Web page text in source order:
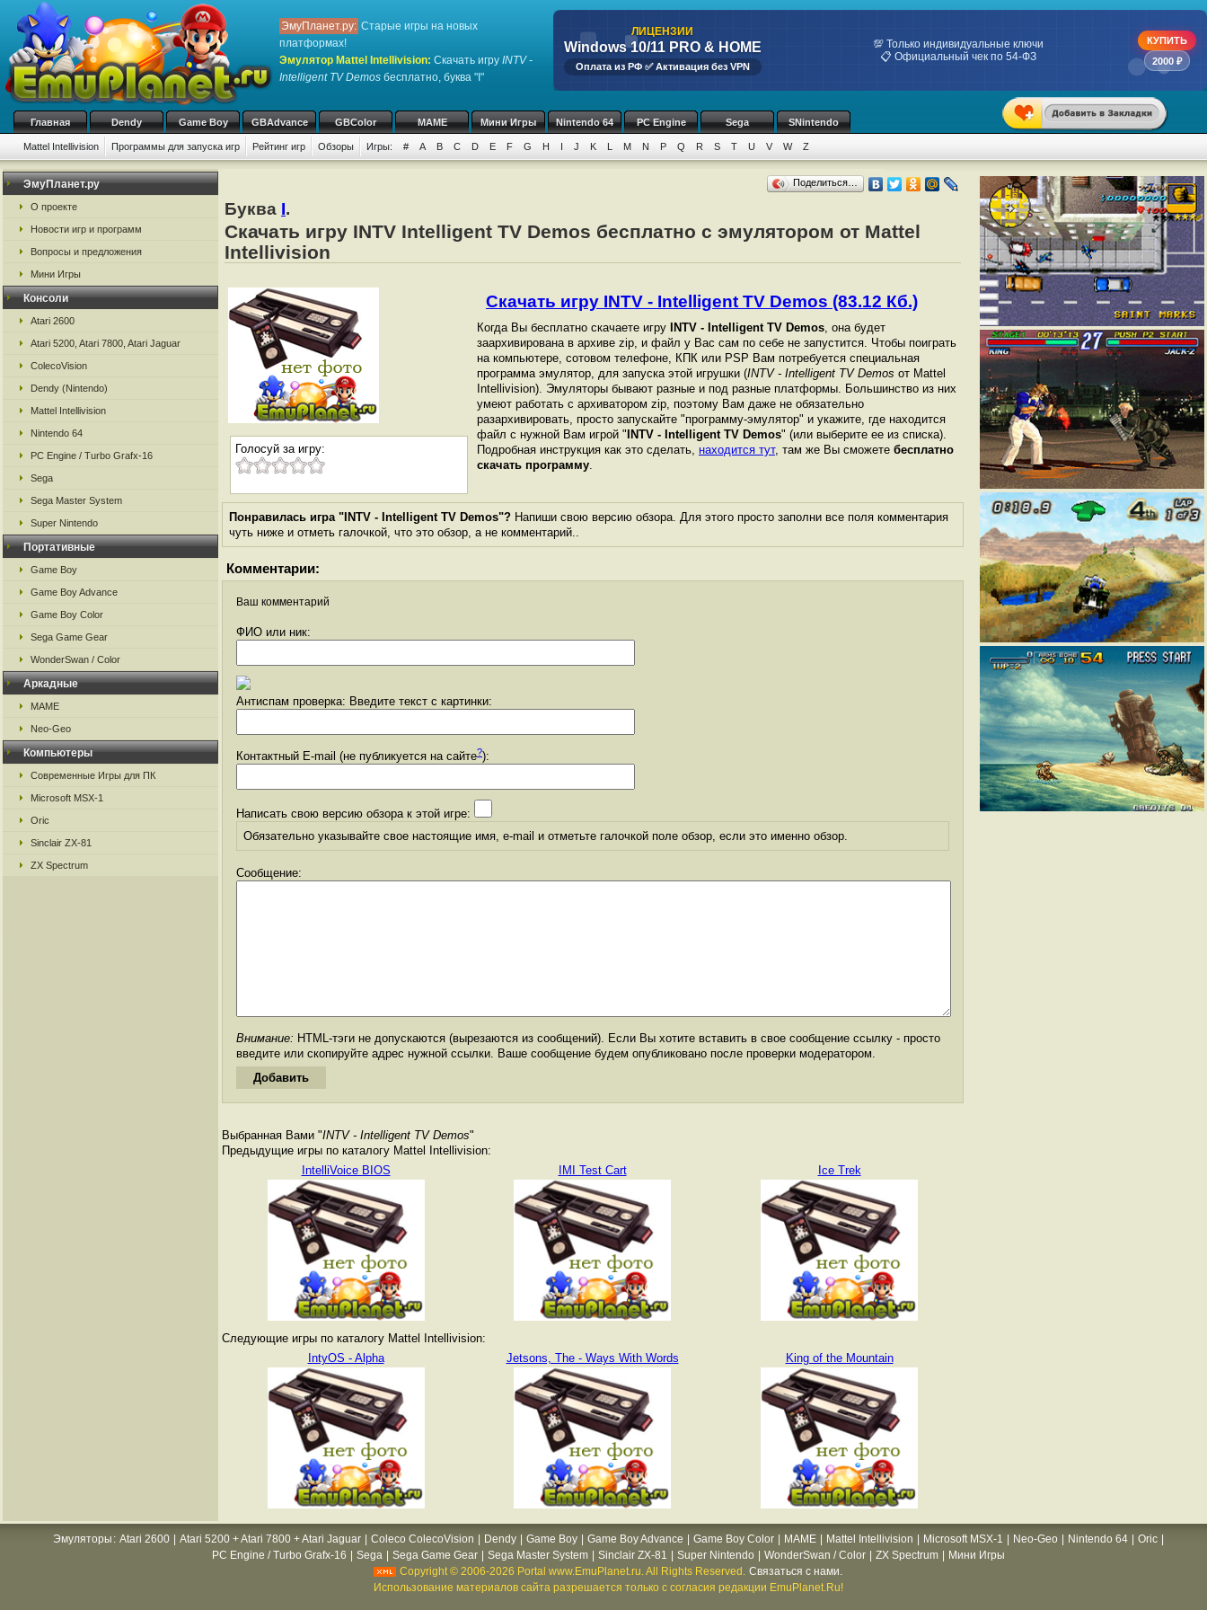
ЭмуПланет.ру: Старые игры на новых
платформах!
Эмулятор Mattel Intellivision: Скачать игру INTV -
Intelligent TV Demos бесплатно, буква "I"
ЛИЦЕНЗИИ
Windows 10/11 PRO & HOME
Оплата из РФ ✅ Активация без VPN
💯 Только индивидуальные ключи
📋 Официальный чек по 54-ФЗ
КУПИТЬ
2000 ₽
Главная Dendy Game Boy GBAdvance GBColor MAME Мини Игры Nintendo 64 PC Engine Sega SNintendo
Mattel Intellivision Программы для запуска игр Рейтинг игр Обзоры Игры: # A B C D E F G H I J K L M N P Q R S T U V W Z
ЭмуПланет.ру
О проекте
Новости игр и программ
Вопросы и предложения
Мини Игры
Консоли
Atari 2600
Atari 5200, Atari 7800, Atari Jaguar
ColecoVision
Dendy (Nintendo)
Mattel Intellivision
Nintendo 64
PC Engine / Turbo Grafx-16
Sega
Sega Master System
Super Nintendo
Портативные
Game Boy
Game Boy Advance
Game Boy Color
Sega Game Gear
WonderSwan / Color
Аркадные
MAME
Neo-Geo
Компьютеры
Современные Игры для ПК
Microsoft MSX-1
Oric
Sinclair ZX-81
ZX Spectrum
Поделиться…
Буква I.
Скачать игру INTV Intelligent TV Demos бесплатно с эмулятором от Mattel
Intellivision
Голосуй за игру:
Скачать игру INTV - Intelligent TV Demos (83.12 Кб.)
Когда Вы бесплатно скачаете игру INTV - Intelligent TV Demos, она будет
заархивирована в архиве zip, и файл у Вас сам по себе не запустится. Чтобы поиграть
на компьютере, сотовом телефоне, КПК или PSP Вам потребуется специальная
программа эмулятор, для запуска этой игрушки (INTV - Intelligent TV Demos от Mattel
Intellivision). Эмуляторы бывают разные и под разные платформы. Большинство из них
умеют работать с архиватором zip, поэтому Вам даже не обязательно
разархивировать, просто запускайте "программу-эмулятор" и укажите, где находится
файл с нужной Вам игрой " INTV - Intelligent TV Demos" (или выберите ее из списка).
Подробная инструкция как это сделать, находится тут, там же Вы сможете бесплатно
скачать программу.
Понравилась игра "INTV - Intelligent TV Demos"? Напиши свою версию обзора. Для этого просто заполни все поля комментария
чуть ниже и отметь галочкой, что это обзор, а не комментарий..
Комментарии:
Ваш комментарий
ФИО или ник:
Антиспам проверка: Введите текст с картинки:
Контактный E-mail (не публикуется на сайте?):
Написать свою версию обзора к этой игре:
Обязательно указывайте свое настоящие имя, e-mail и отметьте галочкой поле обзор, если это именно обзор.
Сообщение:
Внимание: HTML-тэги не допускаются (вырезаются из сообщений). Если Вы хотите вставить в свое сообщение ссылку - просто
введите или скопируйте адрес нужной ссылки. Ваше сообщение будем опубликовано после проверки модератором.
Выбранная Вами "INTV - Intelligent TV Demos"
Предыдущие игры по каталогу Mattel Intellivision:
IntelliVoice BIOS
IMI Test Cart Ice Trek
Следующие игры по каталогу Mattel Intellivision:
IntyOS - Alpha
Jetsons, The - Ways With Words King of the Mountain
Эмуляторы : Atari 2600 Atari 5200 + Atari 7800 + Atari Jaguar Coleco ColecoVision Dendy Game Boy Game Boy Advance Game Boy Color MAME Mattel Intellivision Microsoft MSX-1 Neo-Geo Nintendo 64 Oric
PC Engine / Turbo Grafx-16
Sega Sega Game Gear Sega Master System Sinclair ZX-81 Super Nintendo WonderSwan / Color ZX Spectrum
Мини Игры
Copyright © 2006-2026 Portal www.EmuPlanet.ru. All Rights Reserved. Связаться с нами.
Использование материалов сайта разрешается только с согласия редакции EmuPlanet.Ru!